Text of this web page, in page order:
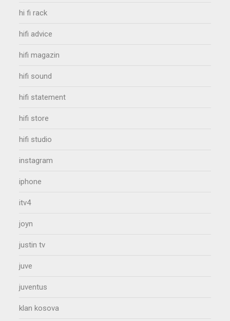
hi fi rack
hifi advice
hifi magazin
hifi sound
hifi statement
hifi store
hifi studio
instagram
iphone
itv4
joyn
justin tv
juve
juventus
klan kosova